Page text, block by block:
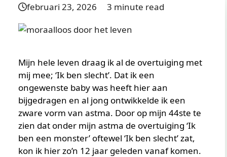
februari 23, 2026 3 minute read
Mijn hele leven draag ik al de overtuiging met
mij mee; ‘Ik ben slecht’. Dat ik een
ongewenste baby was heeft hier aan
bijgedragen en al jong ontwikkelde ik een
zware vorm van astma. Door op mijn 44ste te
zien dat onder mijn astma de overtuiging ‘Ik
ben een monster’ oftewel ‘Ik ben slecht’ zat,
kon ik hier zo’n 12 jaar geleden vanaf komen.